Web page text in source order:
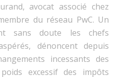
avocat associé chez
du réseau PwC. Un
sans doute les chefs
dénoncent depuis
incessants des
excessif des impôts